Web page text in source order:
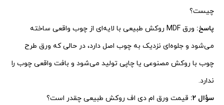
چیست؟
پاسخ:
ورق MDF روکش طبیعی با لایه‌ای از چوب واقعی ساخته
می‌شود و جلوه‌ای نزدیک به چوب اصل دارد، در حالی که ورق طرح
چوب با روکش مصنوعی یا چاپی تولید می‌شود و بافت واقعی چوب را
ندارد.
سؤال ۲:
قیمت ورق ام دی اف روکش طبیعی چقدر است؟